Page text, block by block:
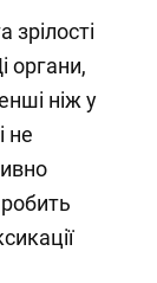
зрілості
органи,
ніж у
не